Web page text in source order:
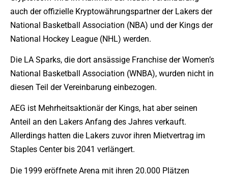
auch der offizielle Kryptowährungspartner der Lakers der
National Basketball Association (NBA) und der Kings der
National Hockey League (NHL) werden.
Die LA Sparks, die dort ansässige Franchise der Women’s
National Basketball Association (WNBA), wurden nicht in
diesen Teil der Vereinbarung einbezogen.
AEG ist Mehrheitsaktionär der Kings, hat aber seinen
Anteil an den Lakers Anfang des Jahres verkauft.
Allerdings hatten die Lakers zuvor ihren Mietvertrag im
Staples Center bis 2041 verlängert.
Die 1999 eröffnete Arena mit ihren 20.000 Plätzen